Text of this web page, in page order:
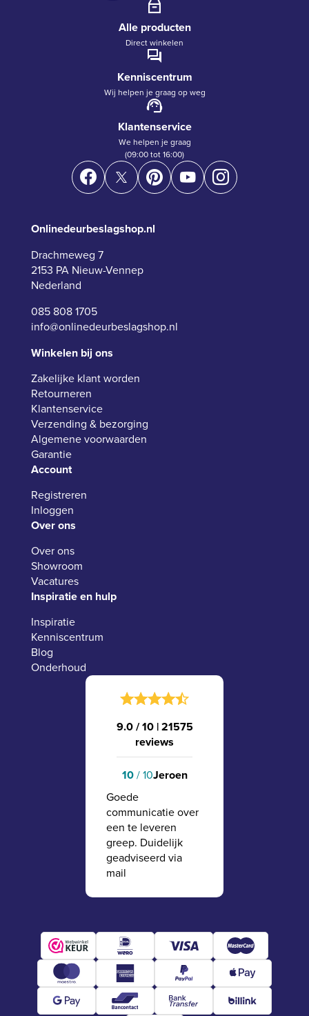
Alle producten
Direct winkelen
Kenniscentrum
Wij helpen je graag op weg
Klantenservice
We helpen je graag
(09:00 tot 16:00)
Onlinedeurbeslagshop.nl
Drachmeweg 7
2153 PA Nieuw-Vennep
Nederland
085 808 1705
info@onlinedeurbeslagshop.nl
Winkelen bij ons
Zakelijke klant worden
Retourneren
Klantenservice
Verzending & bezorging
Algemene voorwaarden
Garantie
Account
Registreren
Inloggen
Over ons
Over ons
Showroom
Vacatures
Inspiratie en hulp
Inspiratie
Kenniscentrum
Blog
Onderhoud
9.0 / 10 |21575
reviews
10/ 10Jeroen
Goede
communicatie over
een te leveren
greep. Duidelijk
geadviseerd via
mail